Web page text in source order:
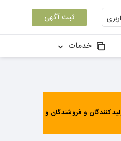
ثبت آگهی
خدمات
کنندگان و فروشندگان و